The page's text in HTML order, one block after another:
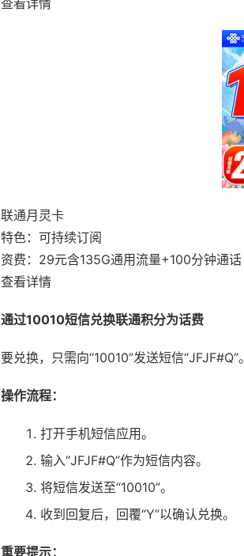
查看详情
联通月灵卡
特色：可持续订阅
资费：29元含135G通用流量+100分钟通话
查看详情
通过10010短信兑换联通积分为话费
要兑换，只需向“10010”发送短信“JFJF#Q”。
操作流程：
打开手机短信应用。
输入“JFJF#Q”作为短信内容。
将短信发送至“10010”。
收到回复后，回覆“Y”以确认兑换。
重要提示：